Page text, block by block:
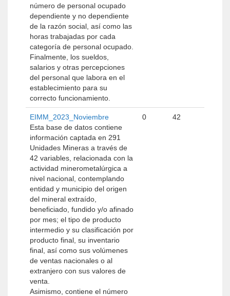
número de personal ocupado
dependiente y no dependiente
de la razón social, así como las
horas trabajadas por cada
categoría de personal ocupado.
Finalmente, los sueldos,
salarios y otras percepciones
del personal que labora en el
establecimiento para su
correcto funcionamiento.
EIMM_2023_Noviembre
Esta base de datos contiene
información captada en 291
Unidades Mineras a través de
42 variables, relacionada con la
actividad minerometalúrgica a
nivel nacional, contemplando
entidad y municipio del origen
del mineral extraído,
beneficiado, fundido y/o afinado
por mes; el tipo de producto
intermedio y su clasificación por
producto final, su inventario
final, así como sus volúmenes
de ventas nacionales o al
extranjero con sus valores de
venta.
Asimismo, contiene el número
0 42